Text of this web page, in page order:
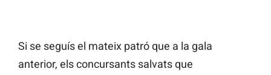
Si se seguís el mateix patró que a la gala
anterior, els concursants salvats que